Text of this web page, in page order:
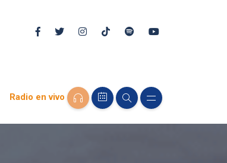
Radio en vivo